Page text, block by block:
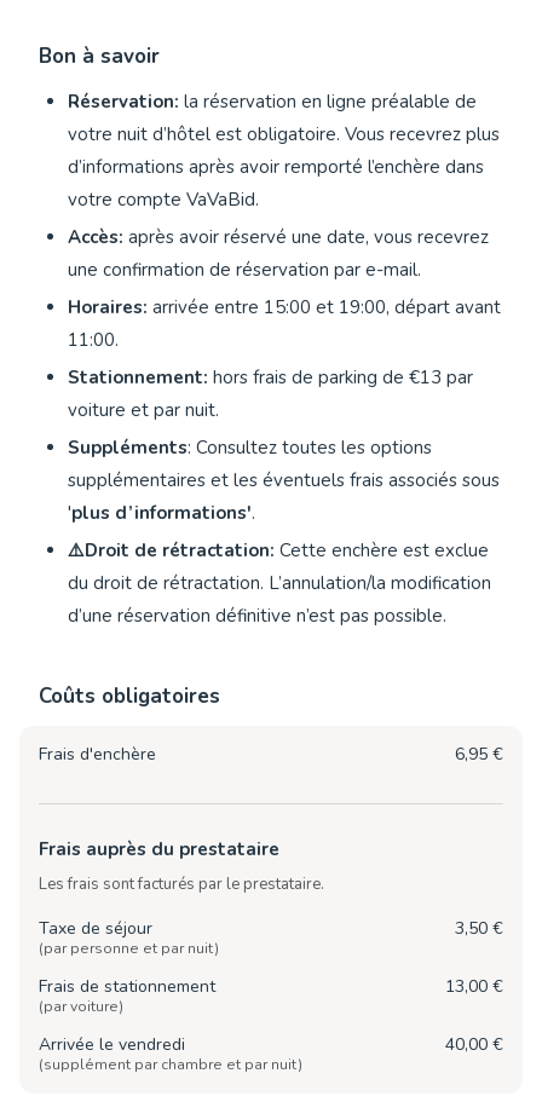
Bon à savoir
Réservation: la réservation en ligne préalable de
votre nuit d’hôtel est obligatoire. Vous recevrez plus
d’informations après avoir remporté l’enchère dans
votre compte VaVaBid.
Accès: après avoir réservé une date, vous recevrez
une confirmation de réservation par e-mail.
Horaires: arrivée entre 15:00 et 19:00, départ avant
11:00.
Stationnement: hors frais de parking de €13 par
voiture et par nuit.
Suppléments: Consultez toutes les options
supplémentaires et les éventuels frais associés sous
'plus d’informations'.
⚠️Droit de rétractation: Cette enchère est exclue
du droit de rétractation. L’annulation/la modification
d’une réservation définitive n’est pas possible.
Coûts obligatoires
Frais d'enchère 6,95 €
Frais auprès du prestataire
Les frais sont facturés par le prestataire.
Taxe de séjour
(par personne et par nuit)
3,50 €
Frais de stationnement
(par voiture)
13,00 €
Arrivée le vendredi
(supplément par chambre et par nuit)
40,00 €